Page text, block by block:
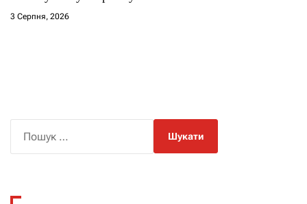
3 Серпня, 2026
к